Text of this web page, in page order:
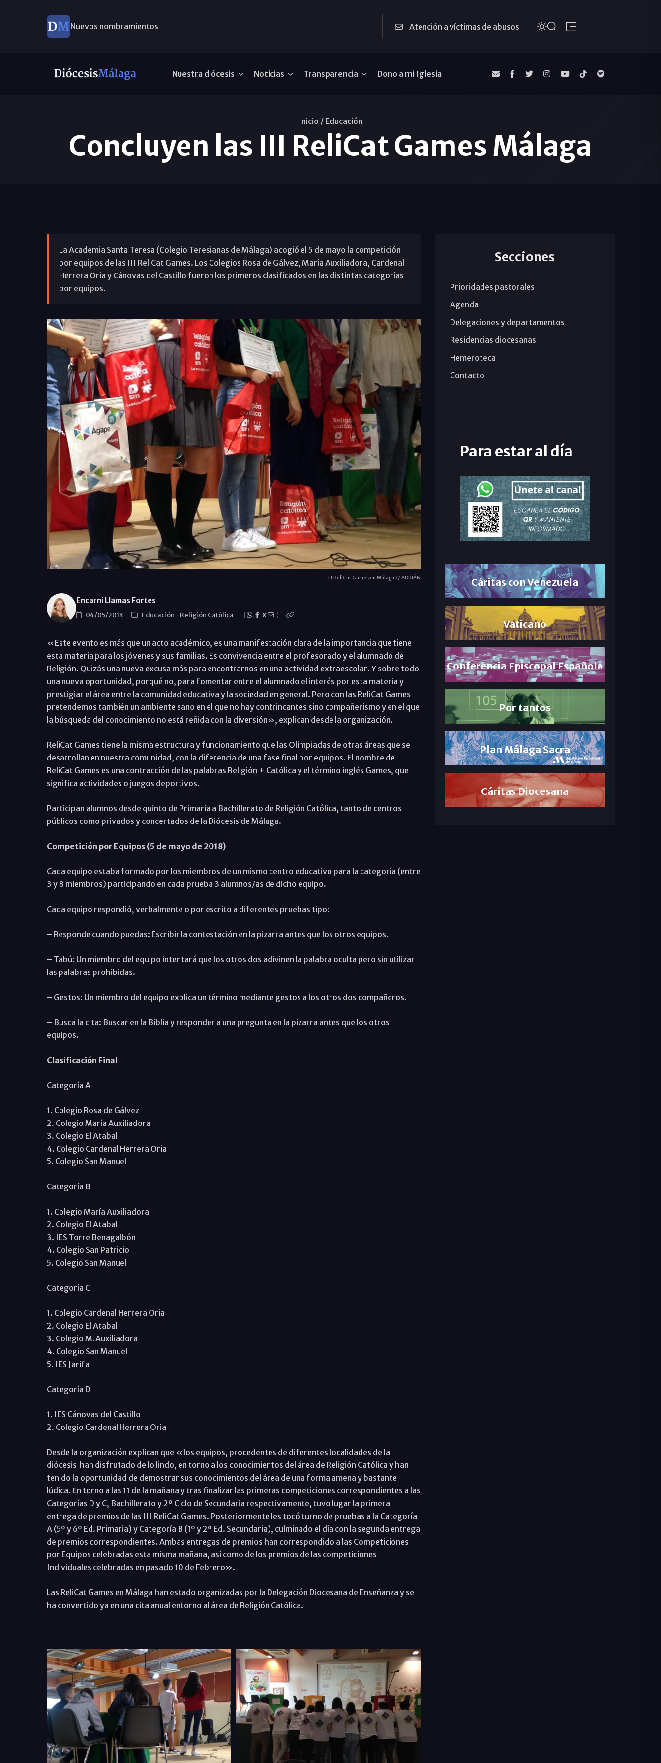
Nuevos nombramientos Atención a víctimas de abusos
Nuestra diócesis Noticias Transparencia Dono a mi Iglesia
Inicio / Educación
Concluyen las III ReliCat Games Málaga
La Academia Santa Teresa (Colegio Teresianas de Málaga) acogió el 5 de mayo la competición
por equipos de las III ReliCat Games. Los Colegios Rosa de Gálvez, María Auxiliadora, Cardenal
Herrera Oria y Cánovas del Castillo fueron los primeros clasificados en las distintas categorías
por equipos.
III ReliCat Games en Málaga // ADRIÁN
Encarni Llamas Fortes
04/05/2018 Educación - Religión Católica X
«Este evento es más que un acto académico, es una manifestación clara de la importancia que tiene
esta materia para los jóvenes y sus familias. Es convivencia entre el profesorado y el alumnado de
Religión. Quizás una nueva excusa más para encontrarnos en una actividad extraescolar. Y sobre todo
una nueva oportunidad, porqué no, para fomentar entre el alumnado el interés por esta materia y
prestigiar el área entre la comunidad educativa y la sociedad en general. Pero con las ReliCat Games
pretendemos también un ambiente sano en el que no hay contrincantes sino compañerismo y en el que
la búsqueda del conocimiento no está reñida con la diversión», explican desde la organización.
ReliCat Games tiene la misma estructura y funcionamiento que las Olimpiadas de otras áreas que se
desarrollan en nuestra comunidad, con la diferencia de una fase final por equipos. El nombre de
ReliCat Games es una contracción de las palabras Religión + Católica y el término inglés Games, que
significa actividades o juegos deportivos.
Participan alumnos desde quinto de Primaria a Bachillerato de Religión Católica, tanto de centros
públicos como privados y concertados de la Diócesis de Málaga.
Competición por Equipos (5 de mayo de 2018)
Cada equipo estaba formado por los miembros de un mismo centro educativo para la categoría (entre
3 y 8 miembros) participando en cada prueba 3 alumnos/as de dicho equipo.
Cada equipo respondió, verbalmente o por escrito a diferentes pruebas tipo:
– Responde cuando puedas: Escribir la contestación en la pizarra antes que los otros equipos.
– Tabú: Un miembro del equipo intentará que los otros dos adivinen la palabra oculta pero sin utilizar
las palabras prohibidas.
– Gestos: Un miembro del equipo explica un término mediante gestos a los otros dos compañeros.
– Busca la cita: Buscar en la Biblia y responder a una pregunta en la pizarra antes que los otros
equipos.
Clasificación Final
Categoría A
1. Colegio Rosa de Gálvez
2. Colegio María Auxiliadora
3. Colegio El Atabal
4. Colegio Cardenal Herrera Oria
5. Colegio San Manuel
Categoría B
1. Colegio María Auxiliadora
2. Colegio El Atabal
3. IES Torre Benagalbón
4. Colegio San Patricio
5. Colegio San Manuel
Categoría C
1. Colegio Cardenal Herrera Oria
2. Colegio El Atabal
3. Colegio M.Auxiliadora
4. Colegio San Manuel
5. IES Jarifa
Categoría D
1. IES Cánovas del Castillo
2. Colegio Cardenal Herrera Oria
Desde la organización explican que «los equipos, procedentes de diferentes localidades de la
diócesis han disfrutado de lo lindo, en torno a los conocimientos del área de Religión Católica y han
tenido la oportunidad de demostrar sus conocimientos del área de una forma amena y bastante
lúdica. En torno a las 11 de la mañana y tras finalizar las primeras competiciones correspondientes a las
Categorías D y C, Bachillerato y 2º Ciclo de Secundaria respectivamente, tuvo lugar la primera
entrega de premios de las III ReliCat Games. Posteriormente les tocó turno de pruebas a la Categoría
A (5º y 6º Ed. Primaria) y Categoría B (1º y 2º Ed. Secundaria), culminado el día con la segunda entrega
de premios correspondientes. Ambas entregas de premios han correspondido a las Competiciones
por Equipos celebradas esta misma mañana, así como de los premios de las competiciones
Individuales celebradas en pasado 10 de Febrero».
Las ReliCat Games en Málaga han estado organizadas por la Delegación Diocesana de Enseñanza y se
ha convertido ya en una cita anual entorno al área de Religión Católica.
Secciones
Prioridades pastorales
Agenda
Delegaciones y departamentos
Residencias diocesanas
Hemeroteca
Contacto
Para estar al día
Cáritas con Venezuela
Vaticano
Conferencia Episcopal Española
Por tantos
Plan Málaga Sacra
Cáritas Diocesana